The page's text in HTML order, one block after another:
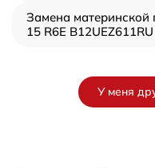
Замена материнской
15 R6E B12UEZ611RU
У меня